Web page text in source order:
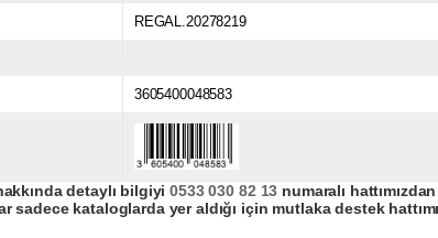
REGAL.20278219
3605400048583
detaylı bilgiyi0533 030 82 13 numaralı
sadece kataloglarda yer aldığı için mutlaka destek